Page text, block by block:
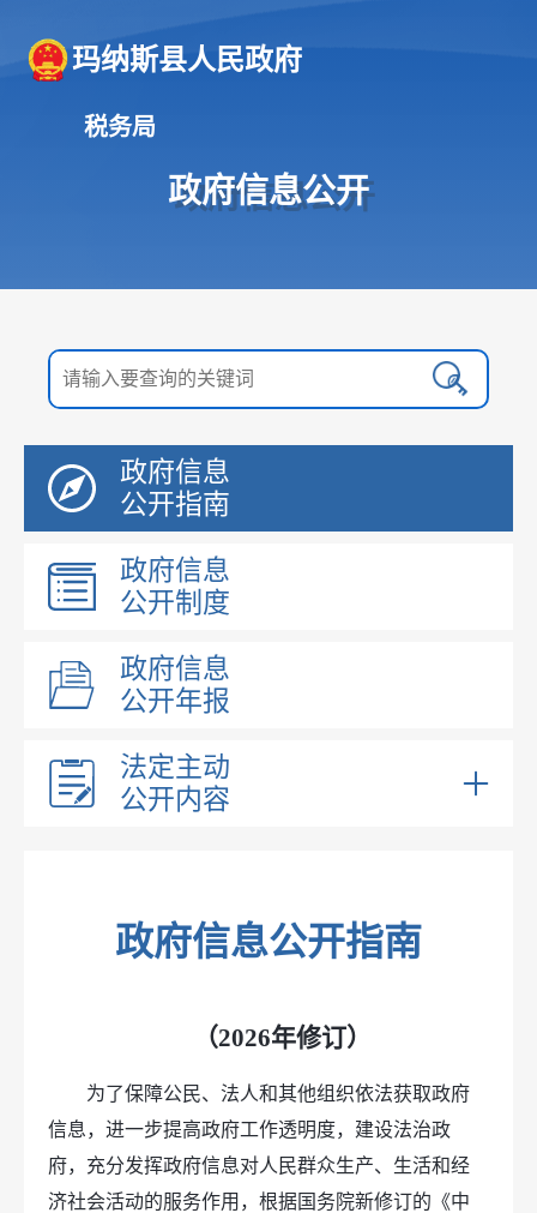
玛纳斯县人民政府
税务局
政府信息公开
政府信息
公开指南
政府信息
公开制度
政府信息
公开年报
法定主动
公开内容
内设机构
税收管理政府信息公开指南
（2026年修订）
为了保障公民、法人和其他组织依法获取政府
信息，进一步提高政府工作透明度，建设法治政
府，充分发挥政府信息对人民群众生产、生活和经
济社会活动的服务作用，根据国务院新修订的《中